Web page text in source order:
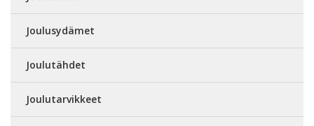
Joulusydämet
Joulutähdet
Joulutarvikkeet